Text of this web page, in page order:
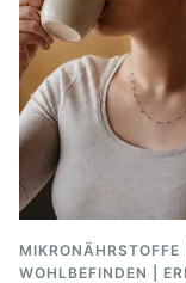
WOHLBEFINDEN |